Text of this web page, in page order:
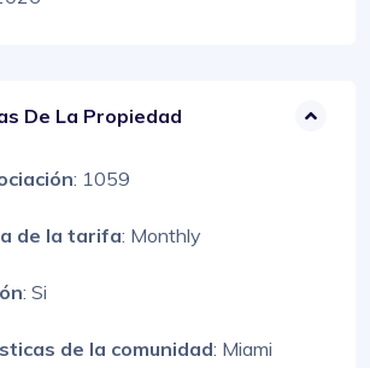
De La Propiedad
: 1059
de la tarifa: Monthly
: Si
de la comunidad: Miami